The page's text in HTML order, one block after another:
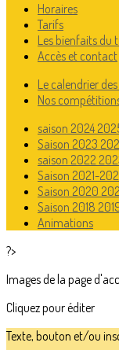
Horaires
Tarifs
Les bienfaits du
Accès et contact
Le calendrier
Nos
saison 2024
Saison 2023
saison 2022
Saison 2021-
Saison 2020
Saison 2018
Animations
?>
Images de la page
Cliquez pour éditer
Texte, bouton et/ou